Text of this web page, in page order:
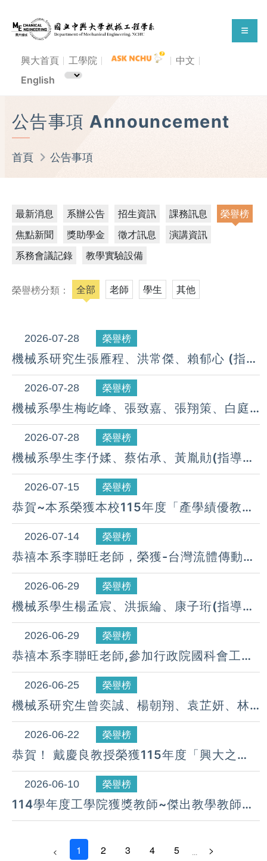
興大首頁 工學院
中文
English
公告事項 Announcement
首頁 公告事項
最新消息 系辦公告 招生資訊 課務訊息
榮譽榜
焦點新聞
獎助學金 徵才訊息
演講資訊
系務會議記錄
教學實驗設備
榮譽榜分類： 全部 老師 學生 其他
2026-07-28 榮譽榜
機械系研究生張雁程、洪常傑、賴郁心 (指導
教授：藍國瑞 老師) 參加2026 台灣仿生設
計競賽-仿生機器人組，參賽題目：破繭蛾出
，榮獲：第五名。 (115.07.25)
2026-07-28 榮譽榜
機械系學生梅屹峰、張致嘉、張翔策、白庭
宣、許庭瑋、蔡巧軒、黃百茂(指導教授：莊
俊融老師)參加2026 台灣仿生設計競賽-仿生
機器人組，榮獲：第五名。 (115.07.25）
2026-07-28 榮譽榜
機械系學生李伃媃、蔡佑承、黃胤勛(指導教
授：莊俊融老師)參加2026 台灣仿生設計競
賽-仿生機器人組，榮獲：第三名。
(115.07.25）
2026-07-15 榮譽榜
恭賀~本系榮獲本校115年度「產學績優教
師」 獲獎名單
2026-07-14 榮譽榜
恭禧本系李聯旺老師，榮獲-台灣流體傳動工
業同業公會第12屆「產學領航獎」推動產學
交流與人才培育。(115.07.16)
2026-06-29 榮譽榜
機械系學生楊孟宸、洪振綸、康子珩(指導教
授：李聯旺老師)參加2026智慧健康科技創
新競賽，榮獲：進階組第三名。
（115.06.23）
2026-06-29 榮譽榜
恭禧本系李聯旺老師,參加行政院國科會工程
處控制學門-114年度成果報告研討會， 執行
研究計畫， 榮獲-成果海報特優獎。
(115.06)
2026-06-25 榮譽榜
機械系研究生曾奕誠、楊朝翔、袁芷妍、林
偉新、柯廷駿(指導教授：莊俊融老師、陳冠
辰老師)參加2026智慧健康科技創新競賽，
榮獲：進階醫材組-第一名。 (115.06.23)
2026-06-22 榮譽榜
恭賀！ ​​​​​​​戴慶良教授榮獲115年度「興大之
光」
2026-06-10 榮譽榜
114學年度工學院獲獎教師~傑出教學教師獎
獲獎名單
< 1 2 3 4 5 ... >